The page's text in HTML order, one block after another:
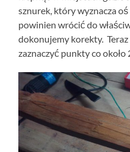
sznurek, który wyznacza
powinien wrócić do
dokonujemy korekty.
zaznaczyć punkty co około